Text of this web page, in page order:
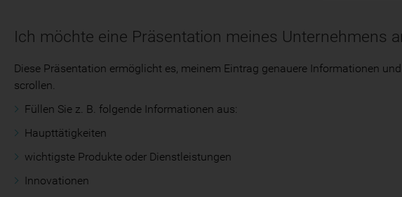
Ich möchte eine Präsentation meines Unternehmens
Diese Präsentation ermöglicht es, meinem Eintrag genauere Informationen
scrollen.
Füllen Sie z. B. folgende Informationen aus:
Haupttätigkeiten
wichtigste Produkte oder Dienstleistungen
Innovationen